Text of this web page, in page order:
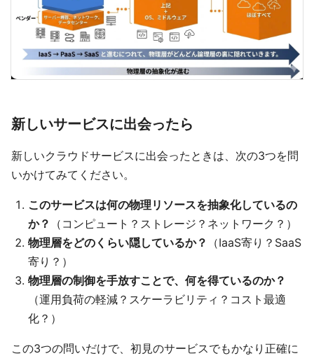
新しいサービスに出会ったら
新しいクラウドサービスに出会ったときは、次の3つを問
いかけてみてください。
このサービスは何の物理リソースを抽象化しているの
か？
（コンピュート？ストレージ？ネットワーク？）
物理層をどのくらい隠しているか？
（IaaS寄り？SaaS
寄り？）
物理層の制御を手放すことで、何を得ているのか？
（運用負荷の軽減？スケーラビリティ？コスト最適
化？）
この3つの問いだけで、初見のサービスでもかなり正確に